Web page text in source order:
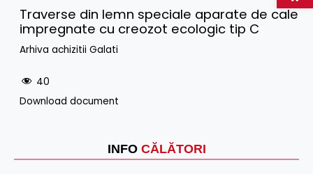
INFO CĂLĂTORI
Traverse din lemn speciale aparate de cale
impregnate cu creozot ecologic tip C
Arhiva achizitii Galati
40
Download document